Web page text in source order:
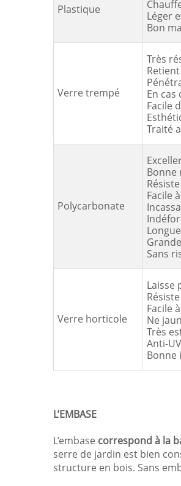
Plastique
Léger
Bon
Verre trempé
Très
En
Facile
Traité
Polycarbonate
Bonne
Facile
Sans
Verre horticole
Laisse
Facile
Ne
Très
Anti-UV
Bonne
L’EMBASE
L’embase correspond à la
serre de jardin est bien
structure en bois. Sans